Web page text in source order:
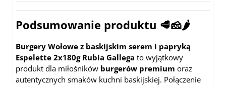
Podsumowanie produktu 🥩🧀🌶️
Burgery Wołowe z baskijskim serem i papryką
Espelette 2x180g Rubia Gallega to wyjątkowy
produkt dla miłośników burgerów premium oraz
autentycznych smaków kuchni baskijskiej. Połączenie